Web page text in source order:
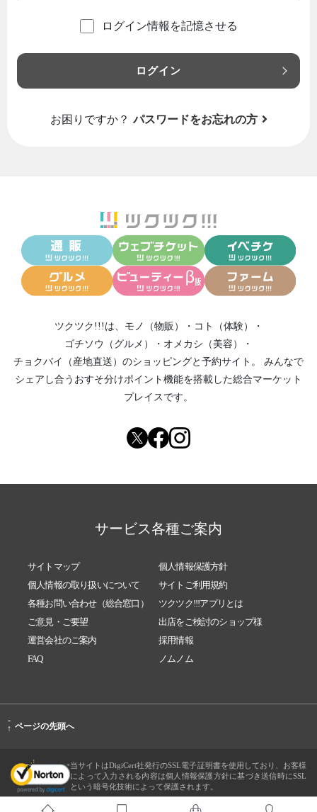
ログイン情報を記憶させる
ログイン
お困りですか？ パスワードをお忘れの方
ツクツク!!!は、 モノ（物販） ・ コト（体験）
・
ゴチソウ（グルメ）
・ オメカシ（美容）
・
チョクバイ（産地直送） のショッピングと予約サイト。
みんなで
シェアし合う おすそ分けポイント機能を搭載した総合マーケット
プレイスです。
サービス各種ご案内
サイトマップ
個人情報保護方針
個人情報の取り扱いについて
サイトご利用規約
各種お問い合わせ（総合窓口）
ツクツク!!!アプリとは
ご意見・ご要望
出店をご検討のショップ様
運営会社のご案内
採用情報
FAQ
ノムノム
-
↑ ページの先頭へ
当サイトはDigiCert社発行のSSL電子証明書を使用しており、お客様
によって入力される内容は個人情報保護方針に基づき送信時にSSL
という暗号化技術によって保護されます。